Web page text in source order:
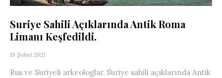
Suriye Sahili Açıklarında Antik Roma
Limanı Keşfedildi.
19 Şubat 2021
Rus ve Suriyeli arkeologlar, Suriye sahili açıklarında Antik